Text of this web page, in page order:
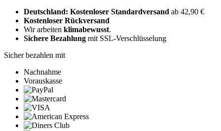
Deutschland: Kostenloser Standardversand ab 42,90 €
Kostenloser Rückversand
Wir arbeiten klimabewusst.
Sichere Bezahlung mit SSL-Verschlüsselung
Sicher bezahlen mit
Nachnahme
Vorauskasse